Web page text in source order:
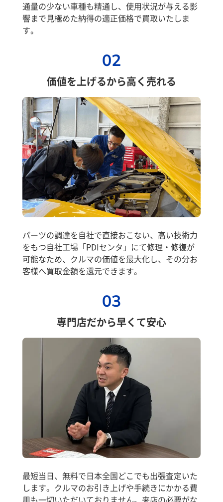
通量の少ない車種も精通し、使用状況が与える影
響まで見極めた納得の適正価格で買取いたしま
す。
02
価値を上げるから高く売れる
パーツの調達を自社で直接おこない、高い技術力
をもつ自社工場「PDIセンタ」にて修理・修復が
可能なため、クルマの価値を最大化し、その分お
客様へ買取金額を還元できます。
03
専門店だから早くて安心
最短当日、無料で日本全国どこでも出張査定いた
します。クルマのお引き上げや手続きにかかる費
用も一切いただいておりません。来店の必要がな